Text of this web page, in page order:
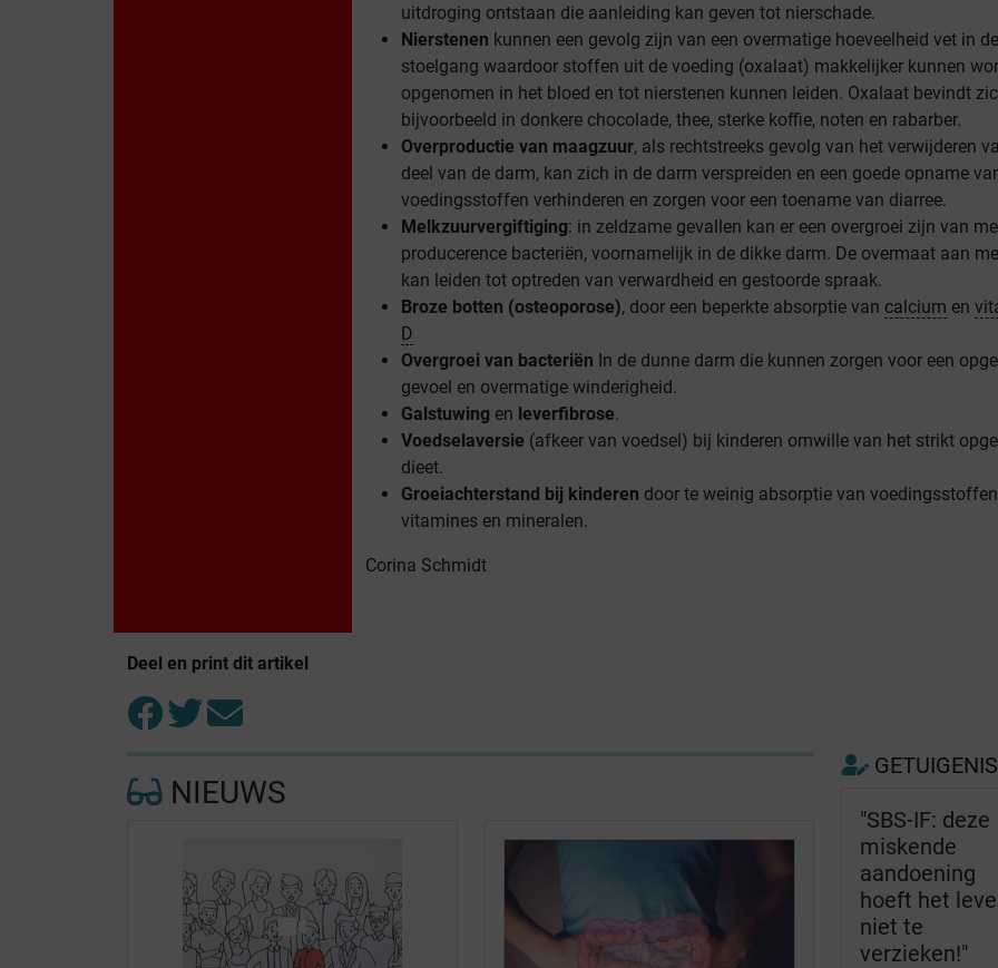
uitdroging ontstaan die aanleiding kan geven tot nierschade.
Nierstenen kunnen een gevolg zijn van een overmatige hoeveelheid vet in de
stoelgang waardoor stoffen uit de voeding (oxalaat) makkelijker kunnen
opgenomen in het bloed en tot nierstenen kunnen leiden. Oxalaat bevindt
bijvoorbeeld in donkere chocolade, thee, sterke koffie, noten en rabarber.
Overproductie van maagzuur, als rechtstreeks gevolg van het verwijderen
deel van de darm, kan zich in de darm verspreiden en een goede opname
voedingsstoffen verhinderen en zorgen voor een toename van diarree.
Melkzuurvergiftiging: in zeldzame gevallen kan er een overgroei zijn van
producerence bacteriën, voornamelijk in de dikke darm. De overmaat aan
kan leiden tot optreden van verwardheid en gestoorde spraak.
Broze botten (osteoporose), door een beperkte absorptie van calcium en
D
Overgroei van bacteriën In de dunne darm die kunnen zorgen voor een
gevoel en overmatige winderigheid.
Galstuwing en leverfibrose.
Voedselaversie (afkeer van voedsel) bij kinderen omwille van het strikt
dieet.
Groeiachterstand bij kinderen door te weinig absorptie van
vitamines en mineralen.
Corina Schmidt
Deel en print dit artikel
NIEUWS
"SBS-IF: deze
miskende
aandoening
hoeft het
niet te
verzieken!"